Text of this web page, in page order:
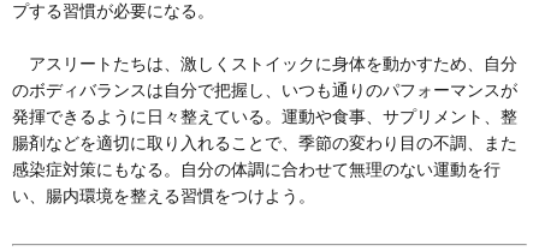
プする習慣が必要になる。
アスリートたちは、激しくストイックに身体を動かすため、自分
のボディバランスは自分で把握し、いつも通りのパフォーマンスが
発揮できるように日々整えている。運動や食事、サプリメント、整
腸剤などを適切に取り入れることで、季節の変わり目の不調、また
感染症対策にもなる。自分の体調に合わせて無理のない運動を行
い、腸内環境を整える習慣をつけよう。